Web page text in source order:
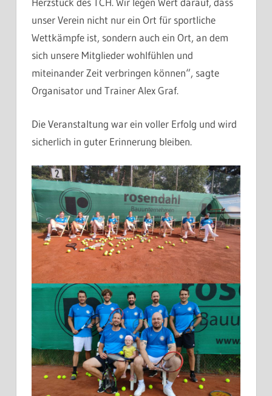
unser Verein nicht nur ein Ort für sportliche
Wettkämpfe ist, sondern auch ein Ort, an dem
sich unsere Mitglieder wohlfühlen und
miteinander Zeit verbringen können“, sagte
Organisator und Trainer Alex Graf.
Die Veranstaltung war ein voller Erfolg und wird
sicherlich in guter Erinnerung bleiben.